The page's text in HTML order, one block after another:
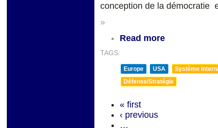
conception de la démocratie
»
Read more
TAGS:
Europe USA
Système
Défense/Stratégie
« first
‹ previous
…